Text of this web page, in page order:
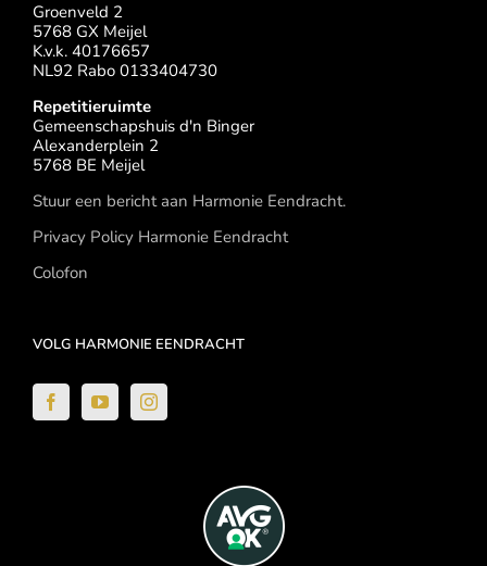
Groenveld 2
5768 GX Meijel
K.v.k. 40176657
NL92 Rabo 0133404730
Repetitieruimte
Gemeenschapshuis d'n Binger
Alexanderplein 2
5768 BE Meijel
Stuur een bericht aan Harmonie Eendracht.
Privacy Policy Harmonie Eendracht
Colofon
VOLG HARMONIE EENDRACHT